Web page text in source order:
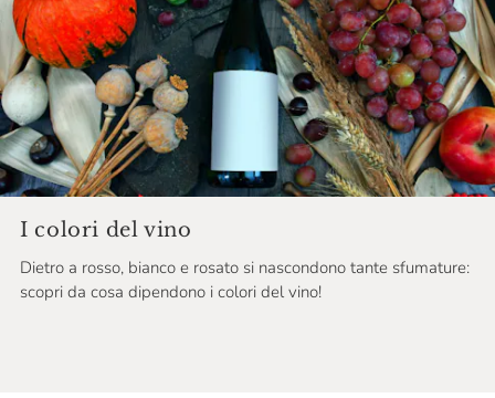
Sergio Mottura
Silvio Carta
Sirch
Skerk
Slavcek
Solouva
Sorrentino
I colori del vino
Dietro a rosso, bianco e rosato si nascondono tante sfumature:
scopri da cosa dipendono i colori del vino!